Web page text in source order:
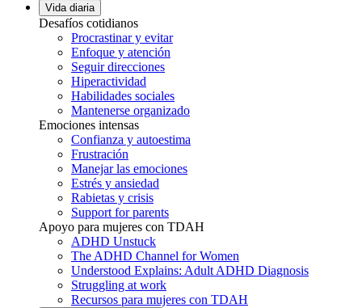
Vida diaria
Desafíos cotidianos
Procrastinar y evitar
Enfoque y atención
Seguir direcciones
Hiperactividad
Habilidades sociales
Mantenerse organizado
Emociones intensas
Confianza y autoestima
Frustración
Manejar las emociones
Estrés y ansiedad
Rabietas y crisis
Support for parents
Apoyo para mujeres con TDAH
ADHD Unstuck
The ADHD Channel for Women
Understood Explains: Adult ADHD Diagnosis
Struggling at work
Recursos para mujeres con TDAH